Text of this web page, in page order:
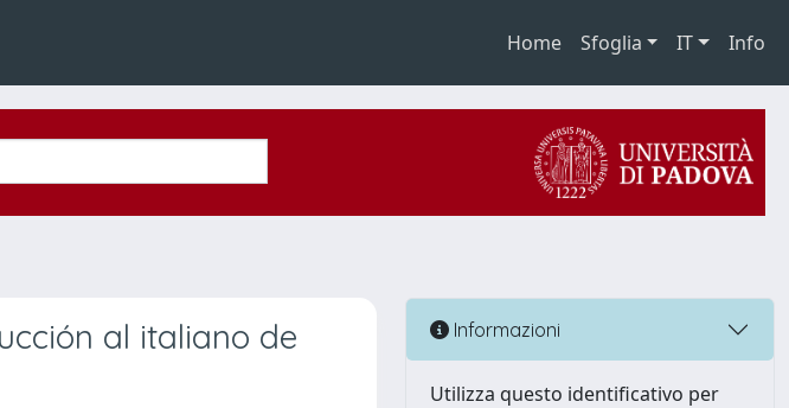
Home Sfoglia IT Info
al italiano de
Informazioni
Utilizza questo identificativo per